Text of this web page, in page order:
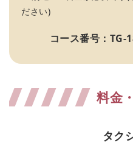
ださい)
コース番号：TG-
料金
タク